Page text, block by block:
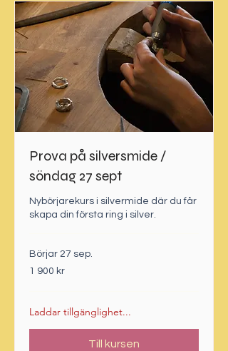
Prova på silversmide /
söndag 27 sept
Nybörjarekurs i silvermide där du får
skapa din första ring i silver.
Börjar 27 sep.
1 900
svenska
1 900 kr
Laddar tillgänglighet...
Till kursen